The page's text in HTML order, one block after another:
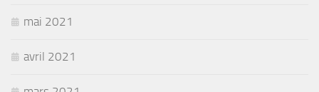
mai 2021
avril 2021